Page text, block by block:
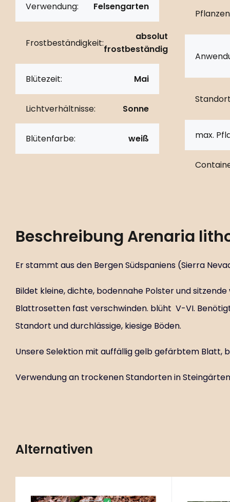
Verwendung: Felsengarten
Frostbeständigkeit:
absolut
frostbeständig
Blütezeit: Mai
Lichtverhältnisse: Sonne
Blütenfarbe: weiß max.
Beschreibung Arenaria
Er stammt aus den Bergen Südspaniens (Sierra
Bildet kleine, dichte, bodennahe Polster und sitzende
Blattrosetten fast verschwinden. blüht V-VI.
Standort und durchlässige, kiesige Böden.
Unsere Selektion mit auffällig gelb gefärbtem Blatt,
Verwendung an trockenen Standorten in
Alternativen
Code:ART00822
91 ks